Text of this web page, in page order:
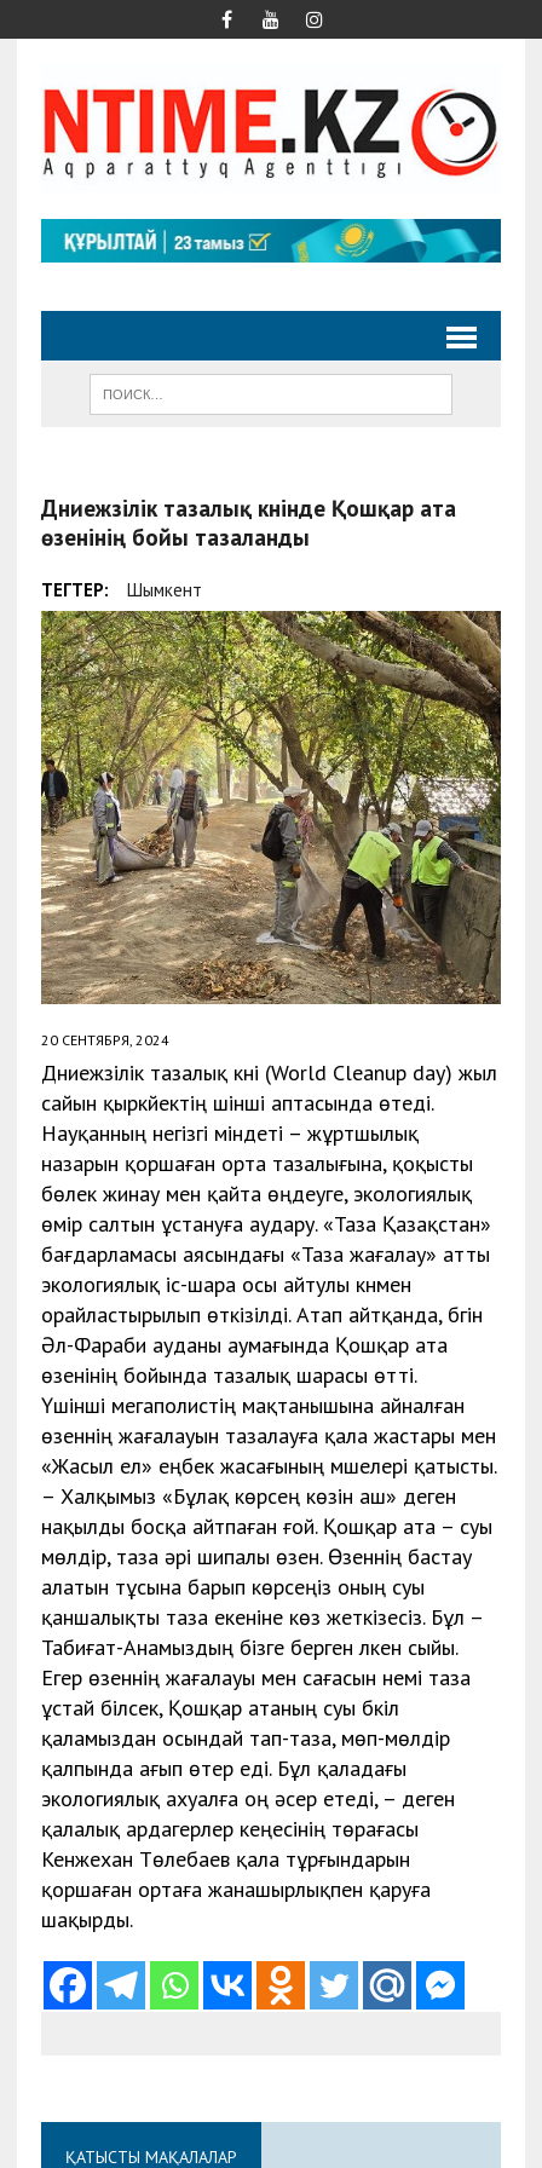
Дүниежүзілік тазалық күнінде Қошқар ата
өзенінің бойы тазаланды
ТЕГТЕР: Шымкент
20 СЕНТЯБРЯ, 2024
Дүниежүзілік тазалық күні (World Cleanup day) жыл
сайын қыркүйектің үшінші аптасында өтеді.
Науқанның негізгі міндеті – жұртшылық
назарын қоршаған орта тазалығына, қоқысты
бөлек жинау мен қайта өңдеуге, экологиялық
өмір салтын ұстануға аудару. «Таза Қазақстан»
бағдарламасы аясындағы «Таза жағалау» атты
экологиялық іс-шара осы айтулы күнмен
орайластырылып өткізілді. Атап айтқанда, бүгін
Әл-Фараби ауданы аумағында Қошқар ата
өзенінің бойында тазалық шарасы өтті.
Үшінші мегаполистің мақтанышына айналған
өзеннің жағалауын тазалауға қала жастары мен
«Жасыл ел» еңбек жасағының мүшелері қатысты.
– Халқымыз «Бұлақ көрсең көзін аш» деген
нақылды босқа айтпаған ғой. Қошқар ата – суы
мөлдір, таза әрі шипалы өзен. Өзеннің бастау
алатын тұсына барып көрсеңіз оның суы
қаншалықты таза екеніне көз жеткізесіз. Бұл –
Табиғат-Анамыздың бізге берген үлкен сыйы.
Егер өзеннің жағалауы мен сағасын үнемі таза
ұстай білсек, Қошқар атаның суы бүкіл
қаламыздан осындай тап-таза, мөп-мөлдір
қалпында ағып өтер еді. Бұл қаладағы
экологиялық ахуалға оң әсер етеді, – деген
қалалық ардагерлер кеңесінің төрағасы
Кенжехан Төлебаев қала тұрғындарын
қоршаған ортаға жанашырлықпен қаруға
шақырды.
ҚАТЫСТЫ МАҚАЛАЛАР